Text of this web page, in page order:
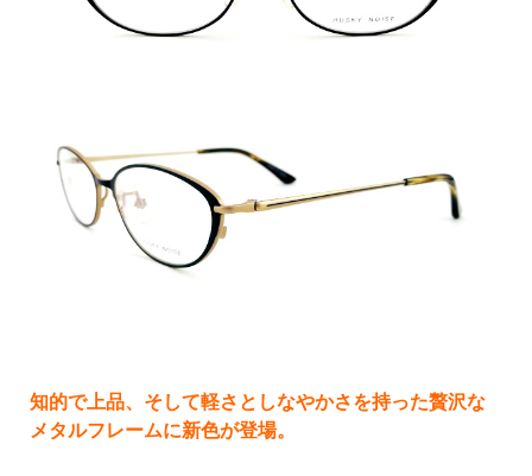
知的で上品、そして軽さとしなやかさを持った贅沢な
メタルフレームに新色が登場。